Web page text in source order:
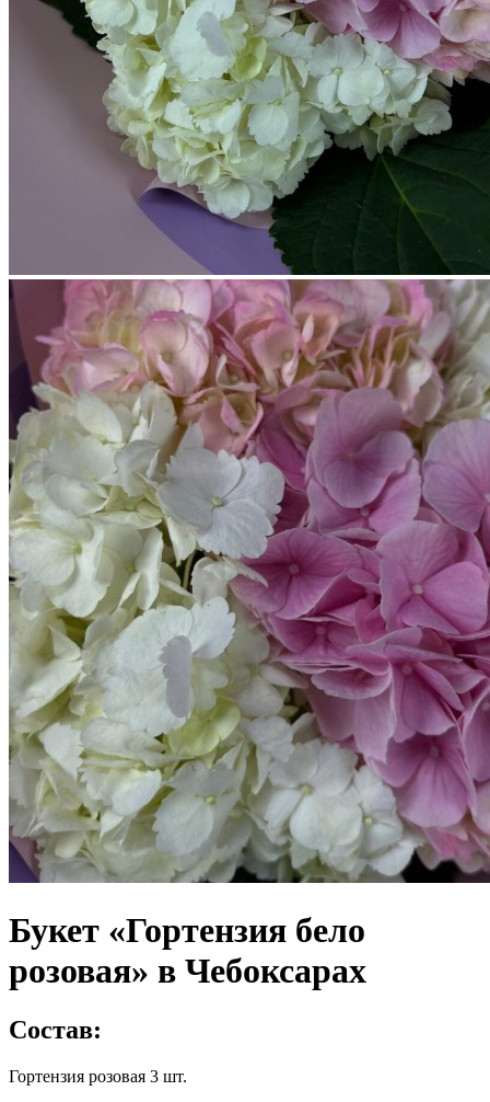
Букет «Гортензия бело
розовая» в Чебоксарах
Состав:
Гортензия розовая 3 шт.